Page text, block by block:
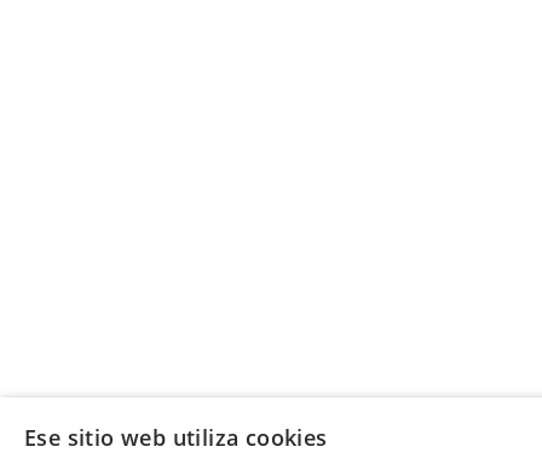
Ese sitio web utiliza cookies